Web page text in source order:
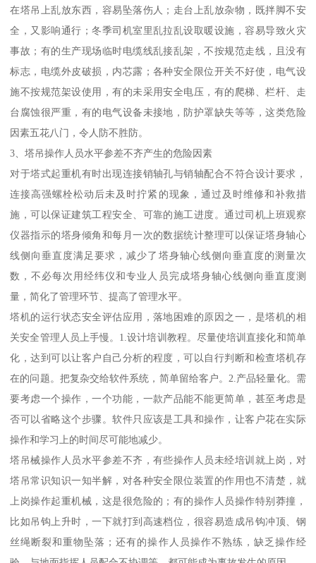
在塔吊上乱放东西，容易坠落伤人；走台上乱放杂物，既拌脚不安
全，又影响通行；冬季司机室里乱拉乱设取暖设施，容易导致火灾
事故；有的生产现场临时电缆线乱接乱架，不按规范走线，且没有
标志，电缆外皮破损，内芯露；各种安全限位开关不好使，电气设
施不按规范架设使用，有的未采用安全电压，有的爬梯、栏杆、走
台腐蚀很严重，有的电气设备未接地，防护罩缺失等等，这类危险
因素五花八门，令人防不胜防。
3、塔吊操作人员水平参差不齐产生的危险因素
对于塔式起重机有时出现连接销轴孔与销轴配合不符合设计要求，
连接高强螺栓松动后未及时拧紧的现象，通过及时维修和补救措
施，可以保证建筑工程安全、可靠的施工进度。通过司机上班观察
仪器指示的塔身倾角和每月一次的数据统计整理可以保证塔身轴心
线侧向垂直度满足要求，减少了塔身轴心线侧向垂直度的测量次
数，不必每次用经纬仪和专业人员完成塔身轴心线侧向垂直度测
量，简化了管理环节、提高了管理水平。
塔机的运行状态安全评估应用，落地困难的原因之一，是塔机的相
关安全管理人员上手慢。1.设计培训教程。尽量使培训直接化和简单
化，达到可以让客户自己分析的程度，可以自行判断和检查塔机存
在的问题。把复杂交给软件系统，简单留给客户。2.产品轻量化。需
要考虑一个操作，一个功能，一款产品能不能更简单，甚至考虑是
否可以省略这个步骤。软件只应该是工具和操作，让客户花在实际
操作和学习上的时间尽可能地减少。
塔吊械操作人员水平参差不齐，有些操作人员未经培训就上岗，对
塔吊常识知识一知半解，对各种安全限位装置的作用也不清楚，就
上岗操作起重机械，这是很危险的；有的操作人员操作特别莽撞，
比如吊钩上升时，一下就打到高速档位，很容易造成吊钩冲顶、钢
丝绳断裂和重物坠落；还有的操作人员操作不熟练，缺乏操作经